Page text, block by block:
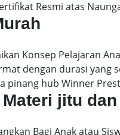
Resmi atas
Konsep Pelajaran
dengan durasi yang
pinang hub Winner
jitu
Bagi Anak atau